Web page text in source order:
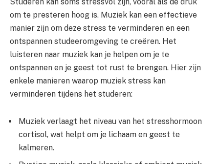
Studeren kan soms stressvol zijn, vooral als de druk
om te presteren hoog is. Muziek kan een effectieve
manier zijn om deze stress te verminderen en een
ontspannen studeeromgeving te creëren. Het
luisteren naar muziek kan je helpen om je te
ontspannen en je geest tot rust te brengen. Hier zijn
enkele manieren waarop muziek stress kan
verminderen tijdens het studeren:
Muziek verlaagt het niveau van het stresshormoon
cortisol, wat helpt om je lichaam en geest te
kalmeren.